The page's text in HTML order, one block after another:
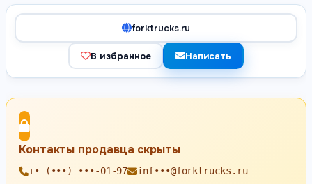
forktrucks.ru
В избранное Написать
Контакты продавца скрыты
+• (•••) •••-01-97 inf•••@forktrucks.ru